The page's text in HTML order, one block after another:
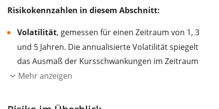
Risikokennzahlen in diesem Abschnitt:
Volatilität, gemessen für einen Zeitraum von 1, 3
und 5 Jahren. Die annualisierte Volatilität spiegelt
das Ausmaß der Kursschwankungen im Zeitraum
eines Jahres wider.
Aktie, des ETF, usw.) in der Vergangenheit
Mehr anzeigen